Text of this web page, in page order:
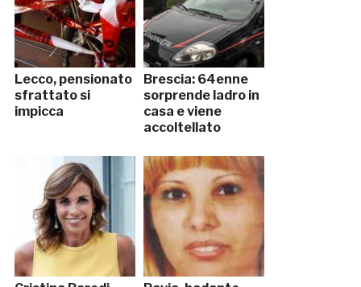
Lecco, pensionato
sfrattato si
impicca
Brescia: 64enne
sorprende ladro in
casa e viene
accoltellato